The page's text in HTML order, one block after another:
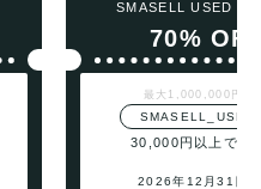
SMASELL USED ま
70%
最大1,000,000円
30,000円以上で利
2026年12月31日